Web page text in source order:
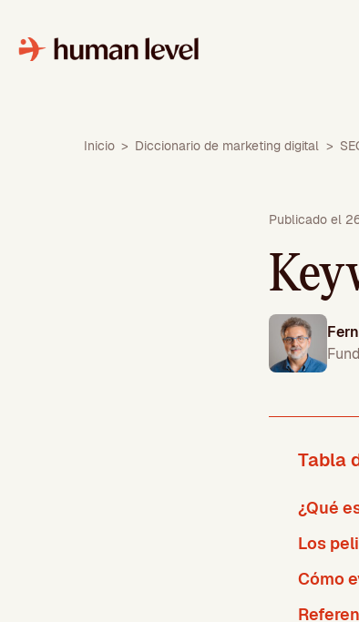
contenido
Inicio > Diccionario de marketing digital >
Publicado el
Tabla
¿Qué
Los
Cómo